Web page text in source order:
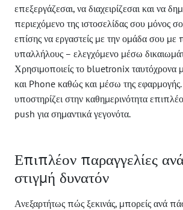
επεξεργάζεσαι, να διαχειρίζεσαι και να
περιεχόμενο της ιστοσελίδας σου μόνος
επίσης να εργαστείς με την ομάδα σου με
υπαλλήλους – ελεγχόμενο μέσω
Χρησιμοποιείς το bluetronix ταυτόχρονα
και Phone καθώς και μέσω της
υποστηρίζει στην καθημερινότητα
push για σημαντικά γεγονότα.
Επιπλέον παραγγελίες
στιγμή δυνατόν
Ανεξαρτήτως πώς ξεκινάς, μπορείς ανά